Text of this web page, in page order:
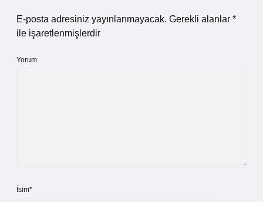
E-posta adresiniz yayınlanmayacak. Gerekli alanlar *
ile işaretlenmişlerdir
Yorum
İsim*